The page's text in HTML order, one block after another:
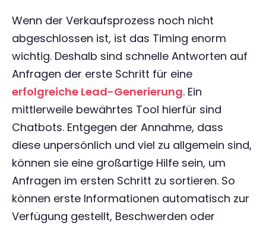
Wenn der Verkaufsprozess noch nicht
abgeschlossen ist, ist das Timing enorm
wichtig. Deshalb sind schnelle Antworten auf
Anfragen der erste Schritt für eine
erfolgreiche Lead-Generierung. Ein
mittlerweile bewährtes Tool hierfür sind
Chatbots. Entgegen der Annahme, dass
diese unpersönlich und viel zu allgemein sind,
können sie eine großartige Hilfe sein, um
Anfragen im ersten Schritt zu sortieren. So
können erste Informationen automatisch zur
Verfügung gestellt, Beschwerden oder